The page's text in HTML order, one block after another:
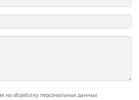
на обработку персональных данных